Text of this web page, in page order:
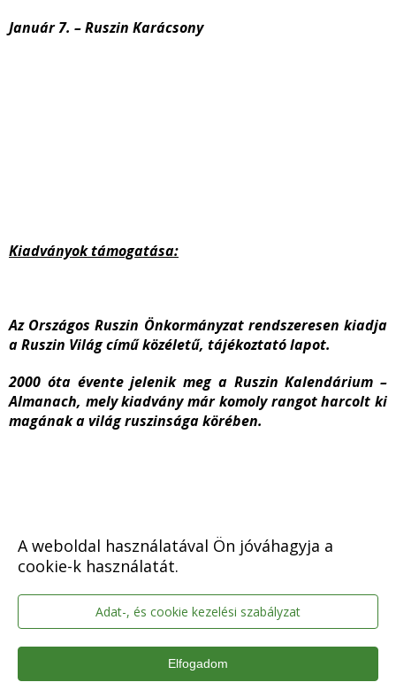
A weboldal használatával Ön jóváhagyja a
cookie-k használatát.
Adat-, és cookie kezelési szabályzat
Elfogadom
Január 7. – Ruszin Karácsony
Kiadványok támogatása:
Az Országos Ruszin Önkormányzat rendszeresen kiadja
a Ruszin Világ című közéletű, tájékoztató lapot.
2000 óta évente jelenik meg a Ruszin Kalendárium –
Almanach, mely kiadvány már komoly rangot harcolt ki
magának a világ ruszinsága körében.
Mivel több napirendi pont,
kérdés, észrevétel nincs, az ülést bezárja. Megköszöni a
részvételt.